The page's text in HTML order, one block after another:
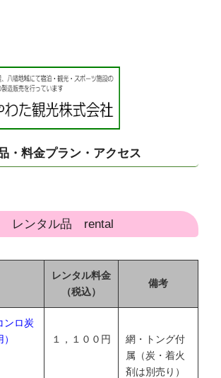
・料金プラン・アクセス
レンタル品 rental
レンタル料金
（税込）
備考
ンロ炭
１，１００円
網・トング付
属（炭・着火
剤は別売り）